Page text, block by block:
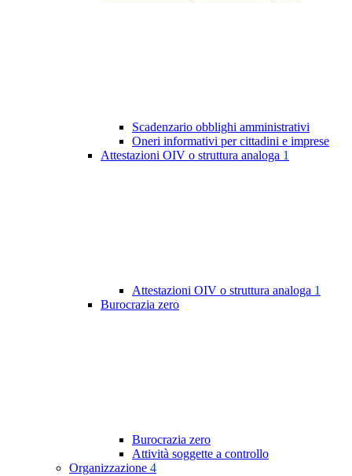
Scadenzario obblighi amministrativi
Oneri informativi per cittadini e imprese
Attestazioni OIV o struttura analoga 1
Attestazioni OIV o struttura analoga 1
Burocrazia zero
Burocrazia zero
Attività soggette a controllo
Organizzazione 4